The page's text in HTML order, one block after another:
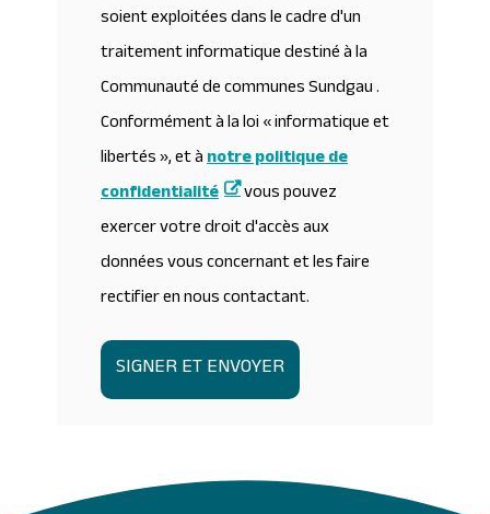
soient exploitées dans le cadre d'un
traitement informatique destiné à la
Communauté de communes Sundgau .
Conformément à la loi « informatique et
libertés », et ànotre politique de
confidentialité
vous pouvez
exercer votre droit d'accès aux
données vous concernant et les faire
rectifier en nous contactant.